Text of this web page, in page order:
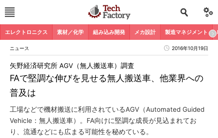
エレクトロニクス 素材／化学 組み込み開発 メカ設計 製造マネジメント
ニュース 2016年10月19日
FAで堅調な伸びを見せる無人搬送車、他業界への
普及は
矢野経済研究所 AGV（無人搬送車）調査
工場などで機材搬送に利用されているAGV（Automated Guided
Vehicle：無人搬送車）。FA向けに堅調な成長が見込まれてお
り、流通などにも広まる可能性を秘めている。